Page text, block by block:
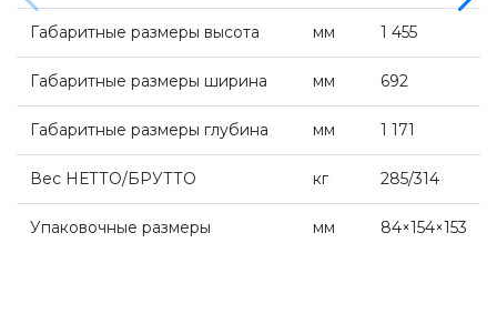
Системы управления Vaillant
Пакетные решения Vaillant
Вентиляционные установки Vaillant
Габаритные размеры высота мм 1 455
Габаритные размеры ширина мм 692
Габаритные размеры глубина мм 1 171
Вес НЕТТО/БРУТТО кг 285/314
Упаковочные размеры мм 84×154×153